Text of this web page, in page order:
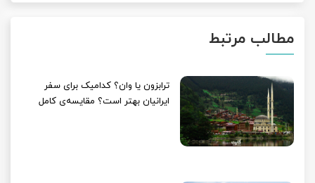
مطالب مرتبط
ترابزون یا وان؟ کدامیک برای سفر
ایرانیان بهتر است؟ مقایسه‌ی کامل